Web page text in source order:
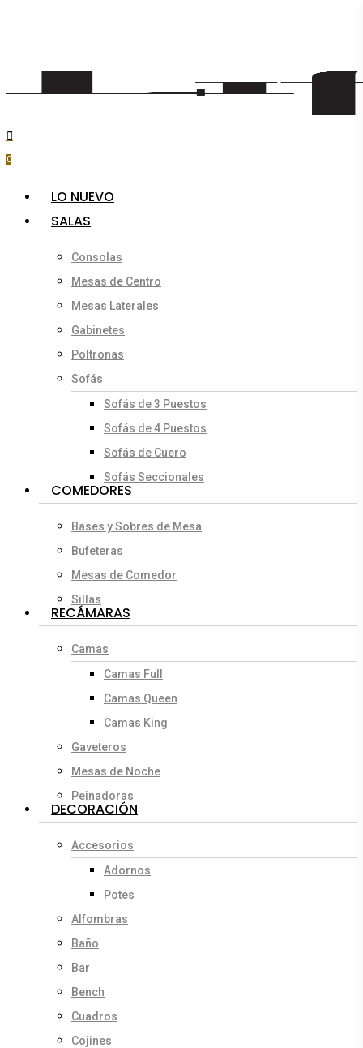
content
search
account
0
LO NUEVO
SALAS
Consolas
Mesas de Centro
Mesas Laterales
Gabinetes
Poltronas
Sofás
Sofás de 3 Puestos
Sofás de 4 Puestos
Sofás de Cuero
Sofás Seccionales
COMEDORES
Bases y Sobres de Mesa
Bufeteras
Mesas de Comedor
Sillas
RECÁMARAS
Camas
Camas Full
Camas Queen
Camas King
Gaveteros
Mesas de Noche
Peinadoras
DECORACIÓN
Accesorios
Adornos
Potes
Alfombras
Baño
Bar
Bench
Cuadros
Cojines